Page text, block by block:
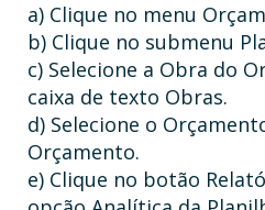
a) Clique no menu
b) Clique no submenu
c) Selecione a Obra do
caixa de texto Obras.
d) Selecione o
Orçamento.
e) Clique no botão